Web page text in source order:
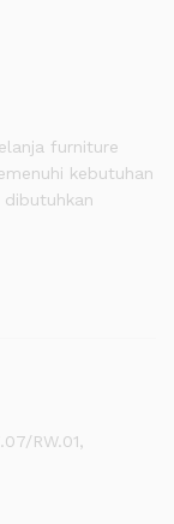
furniture
kebutuhan
RW.01,